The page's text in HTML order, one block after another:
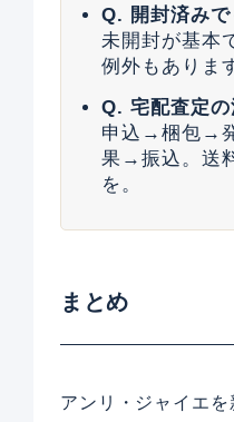
Q. 開封済みで
未開封が基本
例外もありま
Q. 宅配査定の
申込→梱包→
果→振込。送
を。
まとめ
アンリ・ジャイエを